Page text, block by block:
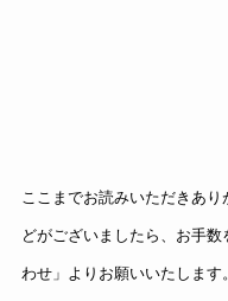
ここまでお読みいただきあ
どがございましたら、お手
わせ」よりお願いいたしま